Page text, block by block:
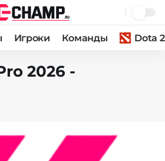
Игроки Команды Dota 2
2026 -